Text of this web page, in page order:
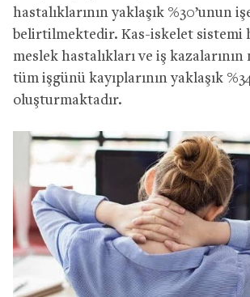
hastalıklarının yaklaşık %30’unun
belirtilmektedir. Kas-iskelet sistemi
meslek hastalıkları ve iş
tüm işgünü kayıplarının yaklaşık
oluşturmaktadır.